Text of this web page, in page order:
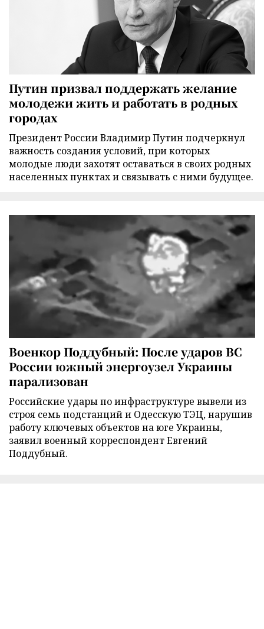
Путин призвал поддержать желание
молодежи жить и работать в родных
городах
Президент России Владимир Путин подчеркнул
важность создания условий, при которых
молодые люди захотят оставаться в своих родных
населенных пунктах и связывать с ними будущее.
Военкор Поддубный: После ударов ВС
России южный энергоузел Украины
парализован
Российские удары по инфраструктуре вывели из
строя семь подстанций и Одесскую ТЭЦ, нарушив
работу ключевых объектов на юге Украины,
заявил военный корреспондент Евгений
Поддубный.